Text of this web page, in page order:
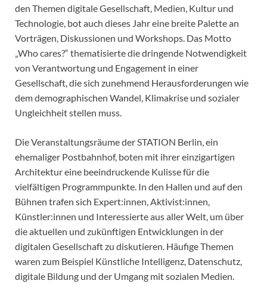
den Themen digitale Gesellschaft, Medien, Kultur und
Technologie, bot auch dieses Jahr eine breite Palette an
Vorträgen, Diskussionen und Workshops. Das Motto
„Who cares?“ thematisierte die dringende Notwendigkeit
von Verantwortung und Engagement in einer
Gesellschaft, die sich zunehmend Herausforderungen wie
dem demographischen Wandel, Klimakrise und sozialer
Ungleichheit stellen muss.
Die Veranstaltungsräume der STATION Berlin, ein
ehemaliger Postbahnhof, boten mit ihrer einzigartigen
Architektur eine beeindruckende Kulisse für die
vielfältigen Programmpunkte. In den Hallen und auf den
Bühnen trafen sich Expert:innen, Aktivist:innen,
Künstler:innen und Interessierte aus aller Welt, um über
die aktuellen und zukünftigen Entwicklungen in der
digitalen Gesellschaft zu diskutieren. Häufige Themen
waren zum Beispiel Künstliche Intelligenz, Datenschutz,
digitale Bildung und der Umgang mit sozialen Medien.